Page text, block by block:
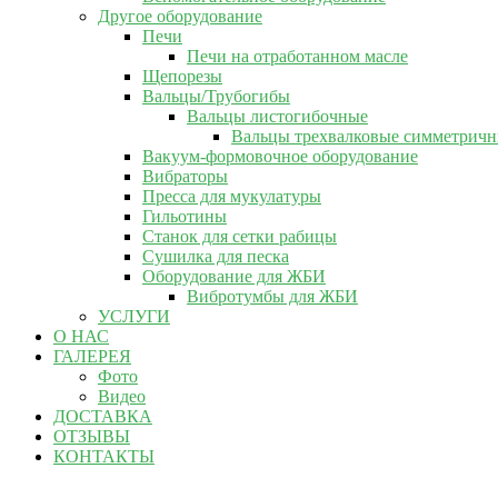
Другое оборудование
Печи
Печи на отработанном масле
Щепорезы
Вальцы/Трубогибы
Вальцы листогибочные
Вальцы трехвалковые
Вакуум-формовочное оборудование
Вибраторы
Пресса для мукулатуры
Гильотины
Станок для сетки рабицы
Сушилка для песка
Оборудование для ЖБИ
Вибротумбы для ЖБИ
УСЛУГИ
О НАС
ГАЛЕРЕЯ
Фото
Видео
ДОСТАВКА
ОТЗЫВЫ
КОНТАКТЫ